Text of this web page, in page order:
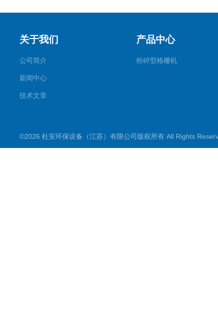
关于我们
公司简介
新闻中心
技术文章
产品中心
粉碎型格栅机
©2026 杜安环保设备（江苏）有限公司版权所有 All Rights